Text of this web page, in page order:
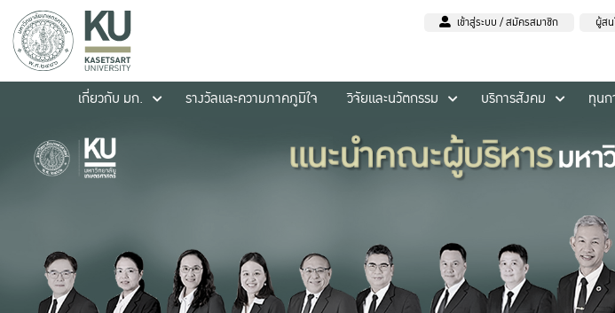
เข้าสู่ระบบ / สมัครสมาชิก ผู้สน
เกี่ยวกับ มก.
รางวัลและความภาคภูมิใจ วิจัยและนวัตกรรม บริการสังคม ทุน